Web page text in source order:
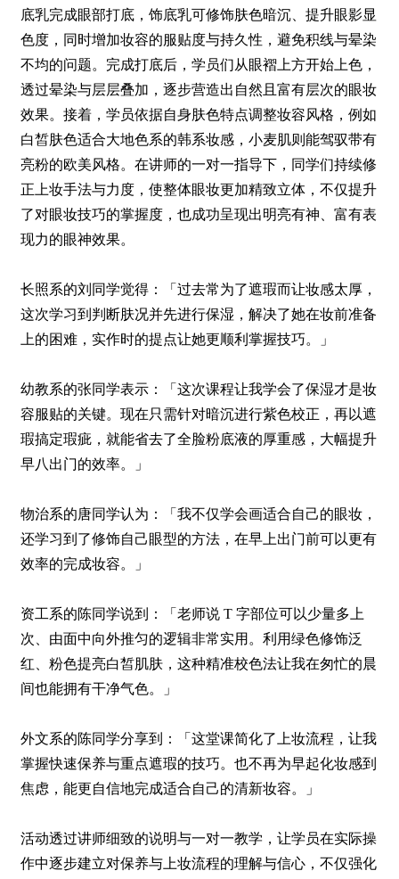
底乳完成眼部打底，饰底乳可修饰肤色暗沉、提升眼影显
色度，同时增加妆容的服贴度与持久性，避免积线与晕染
不均的问题。完成打底后，学员们从眼褶上方开始上色，
透过晕染与层层叠加，逐步营造出自然且富有层次的眼妆
效果。接着，学员依据自身肤色特点调整妆容风格，例如
白皙肤色适合大地色系的韩系妆感，小麦肌则能驾驭带有
亮粉的欧美风格。在讲师的一对一指导下，同学们持续修
正上妆手法与力度，使整体眼妆更加精致立体，不仅提升
了对眼妆技巧的掌握度，也成功呈现出明亮有神、富有表
现力的眼神效果。
长照系的刘同学觉得：「过去常为了遮瑕而让妆感太厚，
这次学习到判断肤况并先进行保湿，解决了她在妆前准备
上的困难，实作时的提点让她更顺利掌握技巧。」
幼教系的张同学表示：「这次课程让我学会了保湿才是妆
容服贴的关键。现在只需针对暗沉进行紫色校正，再以遮
瑕搞定瑕疵，就能省去了全脸粉底液的厚重感，大幅提升
早八出门的效率。」
物治系的唐同学认为：「我不仅学会画适合自己的眼妆，
还学习到了修饰自己眼型的方法，在早上出门前可以更有
效率的完成妆容。」
资工系的陈同学说到：「老师说 T 字部位可以少量多上
次、由面中向外推匀的逻辑非常实用。利用绿色修饰泛
红、粉色提亮白皙肌肤，这种精准校色法让我在匆忙的晨
间也能拥有干净气色。」
外文系的陈同学分享到：「这堂课简化了上妆流程，让我
掌握快速保养与重点遮瑕的技巧。也不再为早起化妆感到
焦虑，能更自信地完成适合自己的清新妆容。」
活动透过讲师细致的说明与一对一教学，让学员在实际操
作中逐步建立对保养与上妆流程的理解与信心，不仅强化